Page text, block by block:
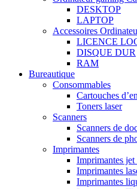
DESKTOP
LAPTOP
Accessoires
LICENCE
DISQUE DUR
RAM
Bureautique
Consommables
Cartouches
Toners laser
Scanners
Scanners de
Scanners de
Imprimantes
Imprimantes jet
Imprimantes
Imprimantes